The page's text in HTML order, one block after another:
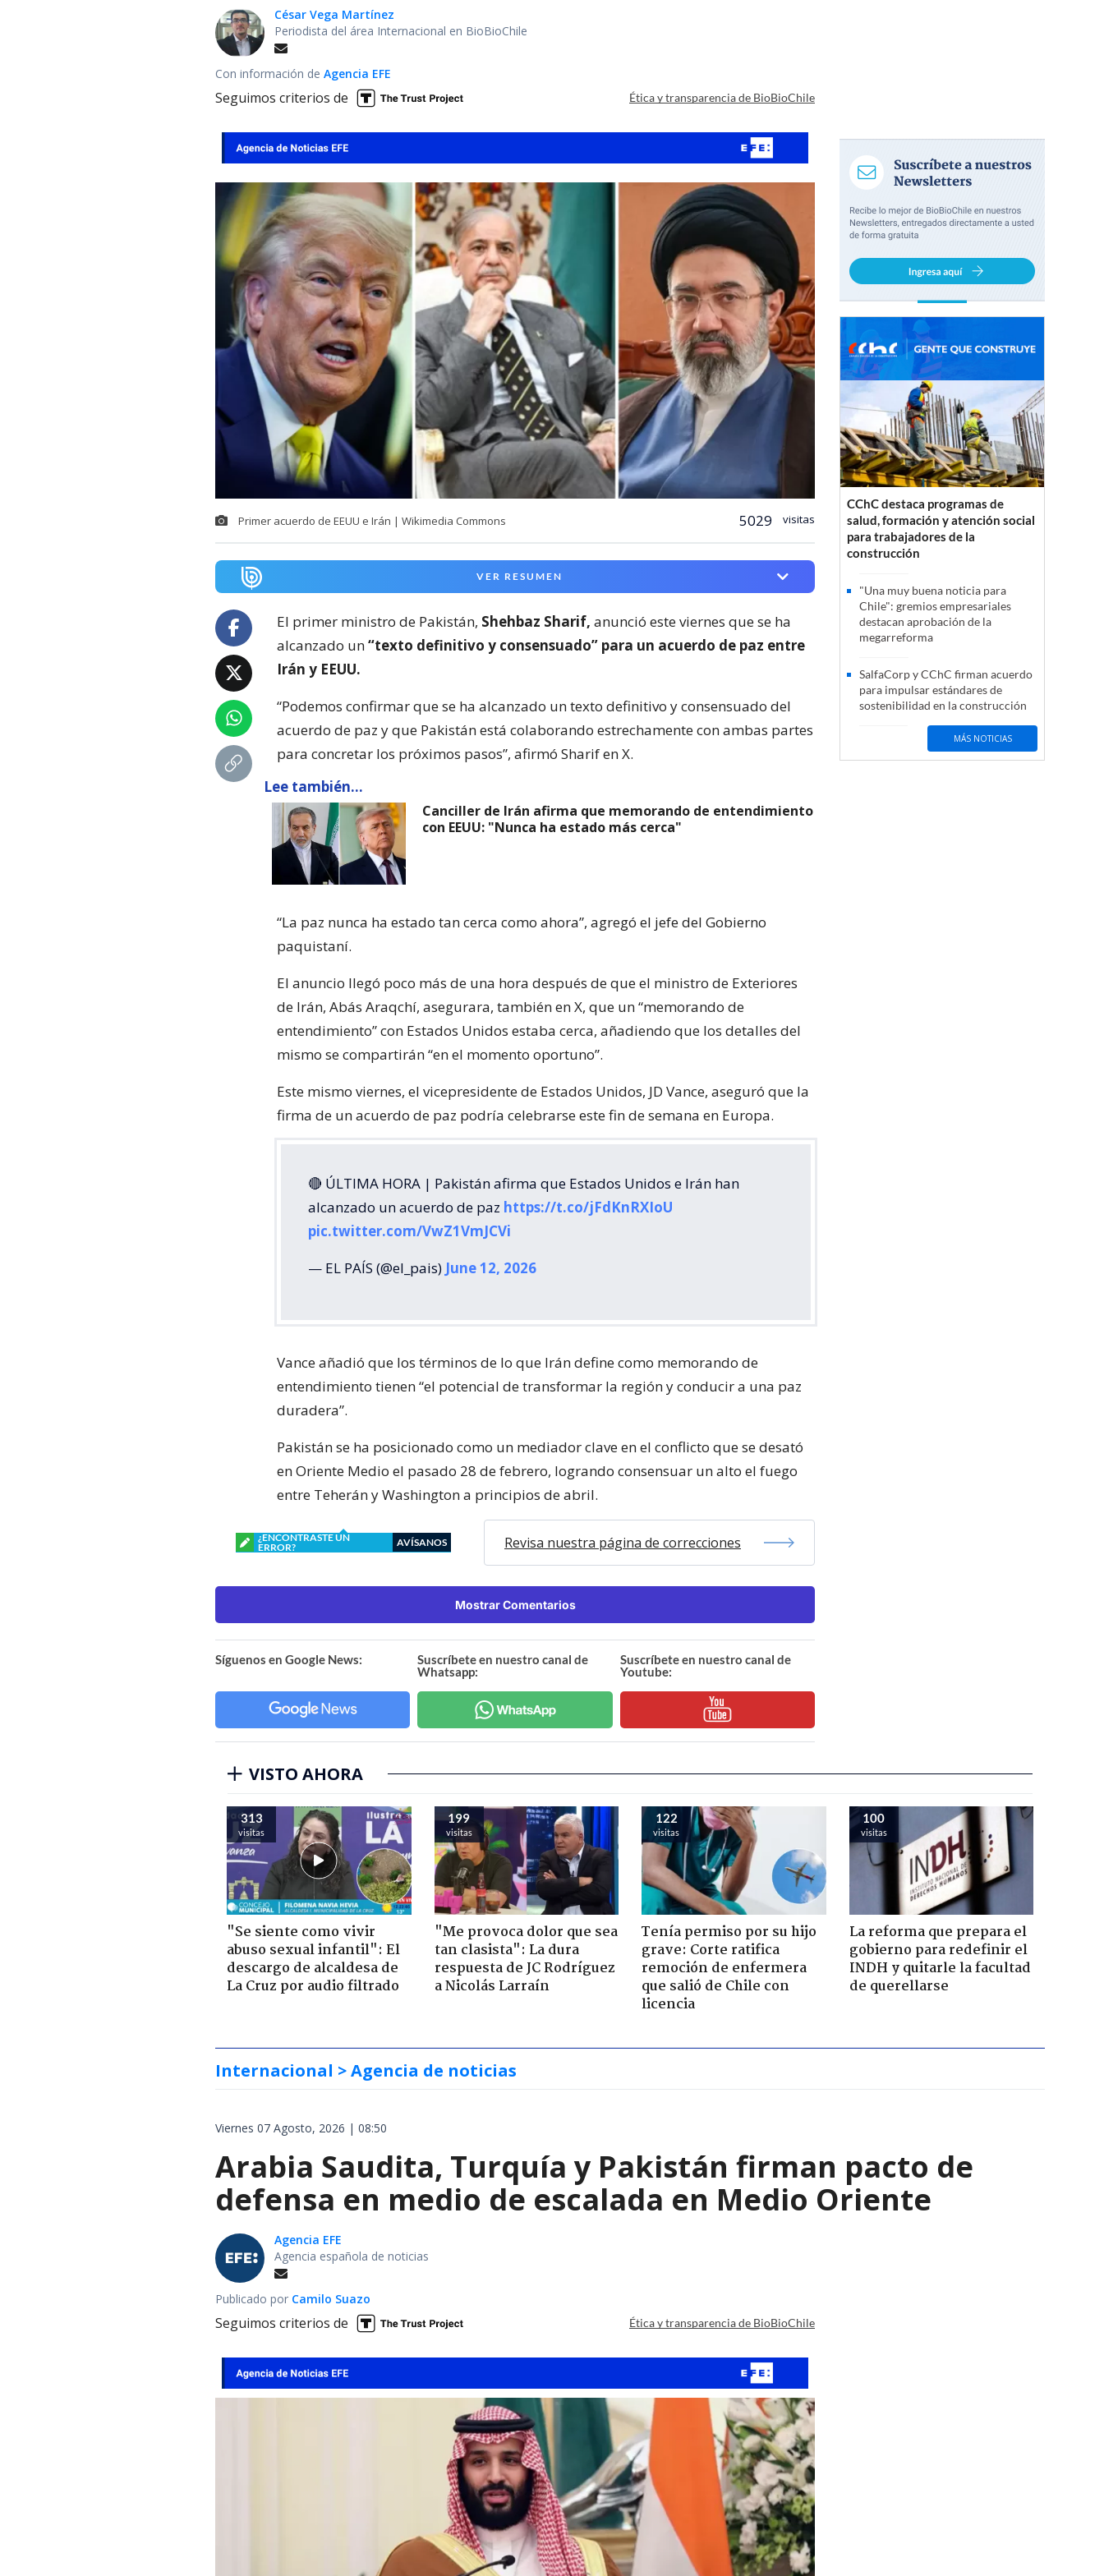
César Vega Martínez
Periodista del área Internacional en BioBioChile
Con información de Agencia EFE
Seguimos criterios de Ética y transparencia de BioBioChile
Primer acuerdo de EEUU e Irán | Wikimedia Commons 5029 visitas
VER RESUMEN
El primer ministro de Pakistán, Shehbaz Sharif, anunció este viernes que se ha
alcanzado un“texto definitivo y consensuado” para un acuerdo de paz entre
Irán y EEUU.
“Podemos confirmar que se ha alcanzado un texto definitivo y consensuado del
acuerdo de paz y que Pakistán está colaborando estrechamente con ambas partes
para concretar los próximos pasos”, afirmó Sharif en X.
Lee también...
Canciller de Irán afirma que memorando de entendimiento
con EEUU: "Nunca ha estado más cerca"
“La paz nunca ha estado tan cerca como ahora”, agregó el jefe del Gobierno
paquistaní.
El anuncio llegó poco más de una hora después de que el ministro de Exteriores
de Irán, Abás Araqchí, asegurara, también en X, que un “memorando de
entendimiento” con Estados Unidos estaba cerca, añadiendo que los detalles del
mismo se compartirán “en el momento oportuno”.
Este mismo viernes, el vicepresidente de Estados Unidos, JD Vance, aseguró que la
firma de un acuerdo de paz podría celebrarse este fin de semana en Europa.
🔴 ÚLTIMA HORA | Pakistán afirma que Estados Unidos e Irán han
alcanzado un acuerdo de paz https://t.co/jFdKnRXIoU
pic.twitter.com/VwZ1VmJCVi
— EL PAÍS (@el_pais) June 12, 2026
Vance añadió que los términos de lo que Irán define como memorando de
entendimiento tienen “el potencial de transformar la región y conducir a una paz
duradera”.
Pakistán se ha posicionado como un mediador clave en el conflicto que se desató
en Oriente Medio el pasado 28 de febrero, logrando consensuar un alto el fuego
entre Teherán y Washington a principios de abril.
¿ENCONTRASTE UN
ERROR?
AVÍSANOS Revisa nuestra página de correcciones
Mostrar Comentarios
Síguenos en Google News:
Suscríbete en nuestro canal de
Whatsapp:
Suscríbete en nuestro canal de
Youtube:
CChC destaca programas de
salud, formación y atención social
para trabajadores de la
construcción
"Una muy buena noticia para
Chile": gremios empresariales
destacan aprobación de la
megarreforma
SalfaCorp y CChC firman acuerdo
para impulsar estándares de
sostenibilidad en la construcción
MÁS NOTICIAS
VISTO AHORA
313
visitas
"Se siente como vivir
abuso sexual infantil": El
descargo de alcaldesa de
La Cruz por audio filtrado
199
visitas
"Me provoca dolor que sea
tan clasista": La dura
respuesta de JC Rodríguez
a Nicolás Larraín
122
visitas
Tenía permiso por su hijo
grave: Corte ratifica
remoción de enfermera
que salió de Chile con
licencia
100
visitas
La reforma que prepara el
gobierno para redefinir el
INDH y quitarle la facultad
de querellarse
Internacional > Agencia de noticias
Viernes 07 Agosto, 2026 | 08:50
Arabia Saudita, Turquía y Pakistán firman pacto de
defensa en medio de escalada en Medio Oriente
Agencia EFE
Agencia española de noticias
Publicado por Camilo Suazo
Seguimos criterios de Ética y transparencia de BioBioChile